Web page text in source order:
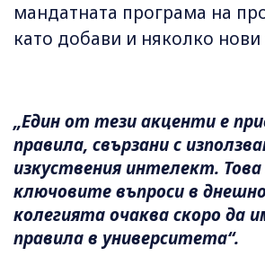
мандатната програма на
като добави и няколко нови
„Един от тези акценти е
правила, свързани с
изкуствения интелект.
ключовите въпроси в
колегията очаква скоро да
правила в университета“.